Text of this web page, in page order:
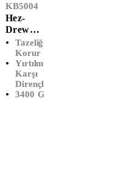
KB5004
Hez-
Drew
Streç
Film (50
Cm X
300
Metre)
(23
Tazeliği
Korur
Yırtılmaya
Karşı
Dirençli
3400 Gr